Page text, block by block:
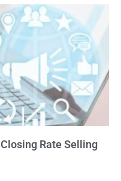
Rate Selling